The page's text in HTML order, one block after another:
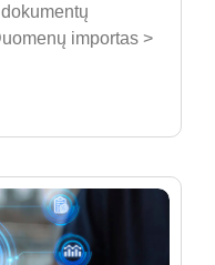
importas >